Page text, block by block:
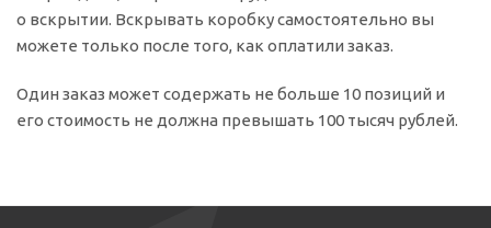
о вскрытии. Вскрывать коробку самостоятельно вы
можете только после того, как оплатили заказ.
Один заказ может содержать не больше 10 позиций и
его стоимость не должна превышать 100 тысяч рублей.